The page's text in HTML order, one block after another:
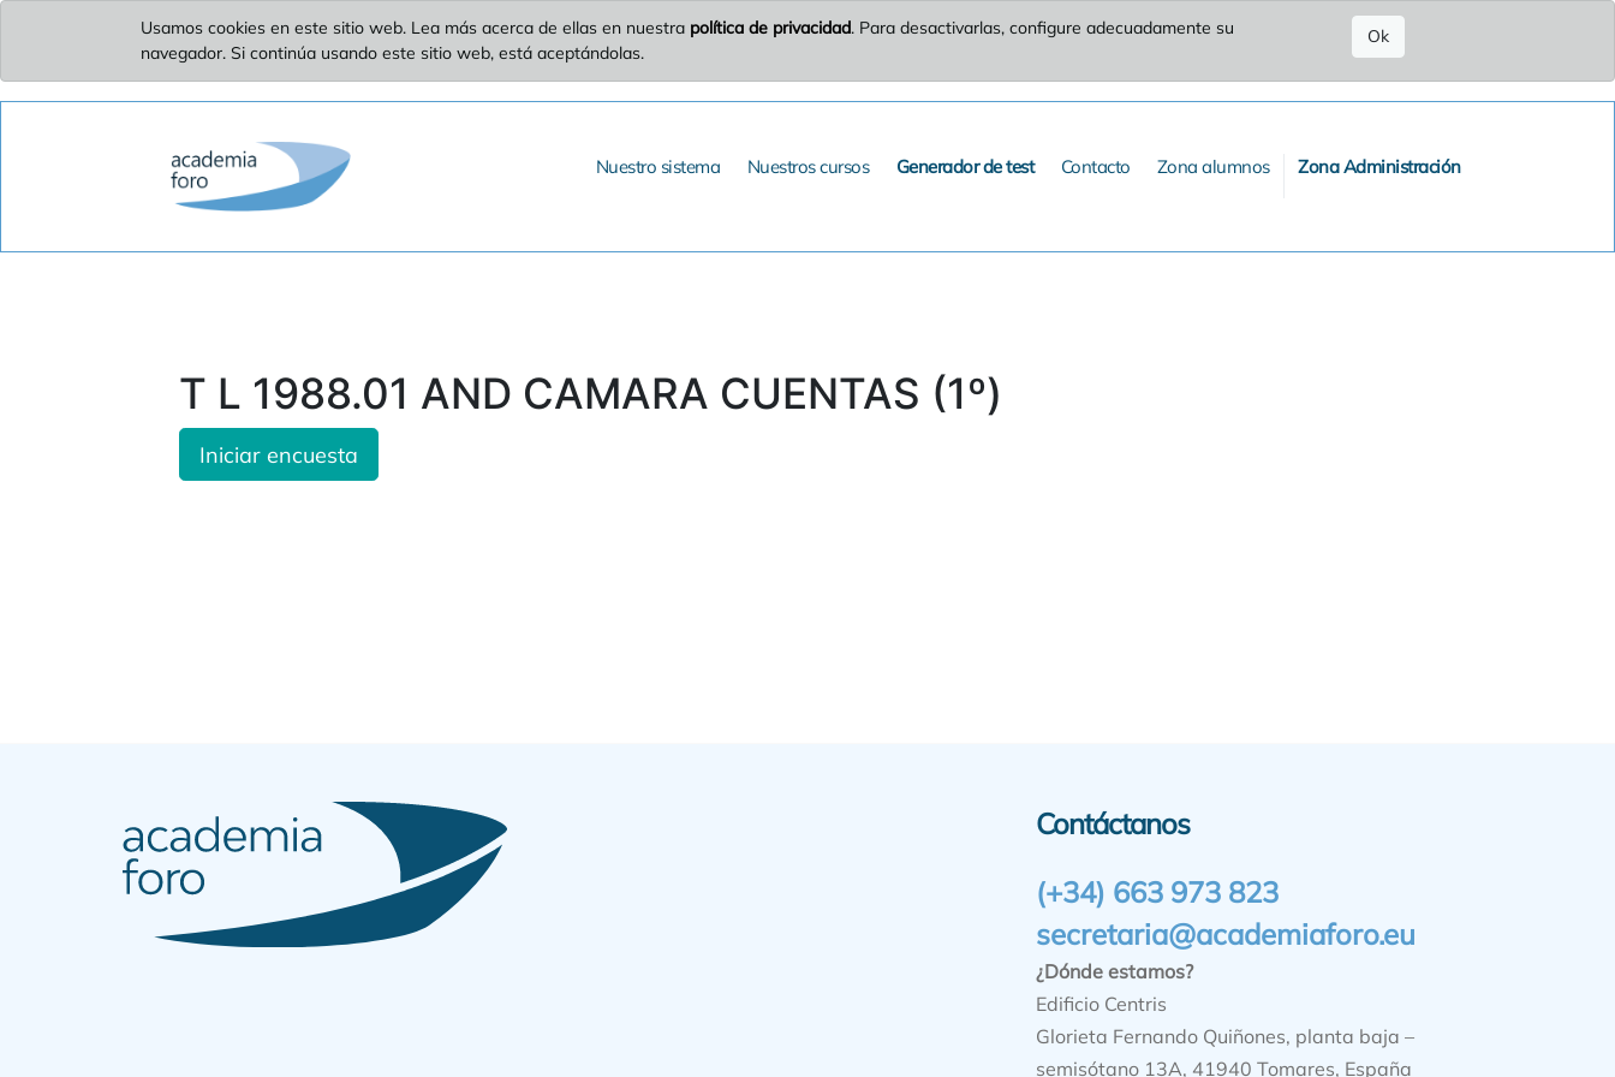
Usamos cookies en este sitio web. Lea más acerca de ellas en nuestra política de privacidad. Para desactivarlas, configure adecuadamente su
navegador. Si continúa usando este sitio web, está aceptándolas.
Ok
Nuestro sistema Nuestros cursos Generador de test Contacto Zona alumnos Zona Administración
T L 1988.01 AND CAMARA CUENTAS (1º)
Iniciar encuesta
Contáctanos
(+34) 663 973 823
secretaria@academiaforo.eu
¿Dónde estamos?
Edificio Centris
Glorieta Fernando Quiñones, planta baja –
semisótano 13A, 41940 Tomares, España